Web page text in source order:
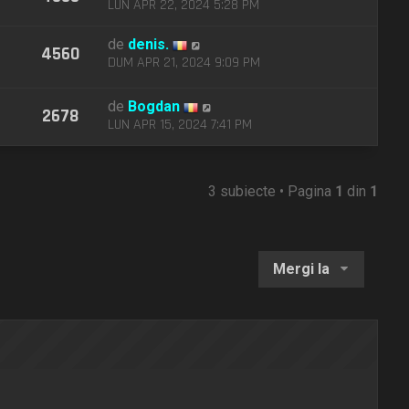
LUN APR 22, 2024 5:28 PM
4560 de denis.
DUM APR 21, 2024 9:09 PM
2678 de Bogdan
LUN APR 15, 2024 7:41 PM
3 subiecte • Pagina 1 din 1
Mergi la